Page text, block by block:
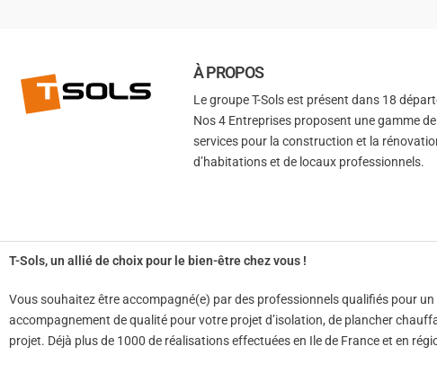
À PROPOS
Le groupe T-Sols est présent dans 18
Nos 4 Entreprises proposent une gamme
services pour la construction et la
d’habitations et de locaux professionnels.
T-Sols, un allié de choix pour le bien-être chez vous !
Vous souhaitez être accompagné(e) par des professionnels qualifiés pour
accompagnement de qualité pour votre projet d’isolation, de plancher
projet. Déjà plus de 1000 de réalisations effectuées en Ile de France et en